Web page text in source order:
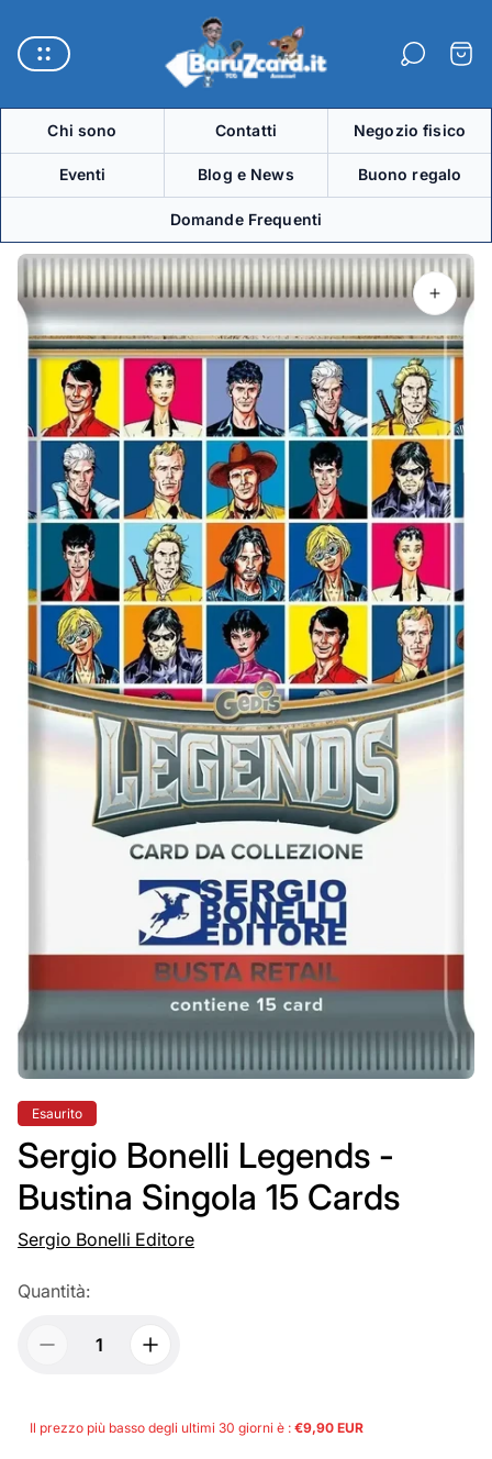
del
negozio"
Chi sono Contatti Negozio fisico
Eventi Blog e News Buono regalo
Domande Frequenti
Etichetta
del
prodotto:
Esaurito
Sergio Bonelli Legends -
Bustina Singola 15 Cards
Sergio Bonelli Editore
Quantità:
Il prezzo più basso degli ultimi 30 giorni è : €9,90 EUR